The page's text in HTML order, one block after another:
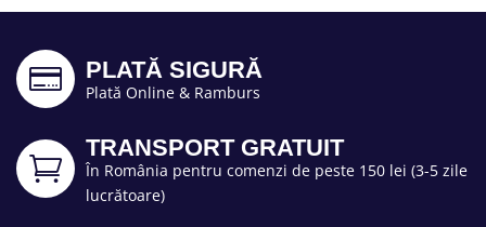
 PLATĂ SIGURĂ
Plată Online & Ramburs

TRANSPORT GRATUIT
În România pentru comenzi de peste 150 lei (3-5 zile
lucrătoare)